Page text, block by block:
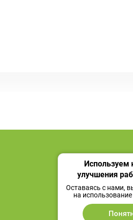
+7
Используем
улучшения
Оставаясь с нами,
на использование